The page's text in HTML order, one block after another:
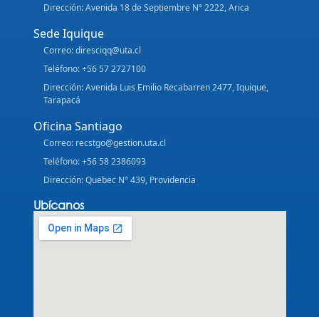
Dirección: Avenida 18 de Septiembre N° 2222, Arica
Sede Iquique
Correo: diresciqq@uta.cl
Teléfono: +56 57 2727100
Dirección: Avenida Luis Emilio Recabarren 2477, Iquique,
Tarapacá
Oficina Santiago
Correo: recstgo@gestion.uta.cl
Teléfono: +56 58 2386093
Dirección: Quebec N° 439, Providencia
Ubícanos